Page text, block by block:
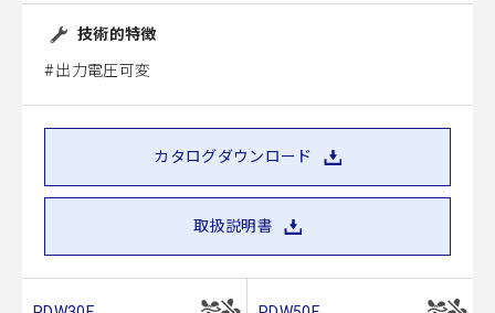
技術的特徴
出力電圧可変
カタログダウンロード
取扱説明書